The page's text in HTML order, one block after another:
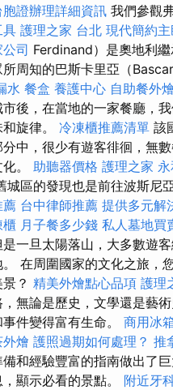
胞證辦理詳細資訊 我們參觀
具 護理之家 台北 現代簡約
司 Ferdinand）是奧地利
周知的巴斯卡里亞（
水 餐盒 養護中心 自助餐外燴
後，在當地的一家餐廳，
旋律。 冷凍櫃推薦清單 該
分中，很少有遊客徘徊，無
。 助聽器價格 護理之家 永
城區的發現也是前往波斯尼
薦 台中律師推薦 提供多元解
櫃 月子餐多少錢 私人墓地買
一旦太陽落山，大多數遊
在周圍國家的文化之旅，
？ 精美外燴點心品項 護理
無論是歷史，文學還是藝術
件變得富有生命。 商用冰
燴 護照過期如何處理？ 推
備和經驗豐富的指南做出了
顯示必看的景點。 附近牙